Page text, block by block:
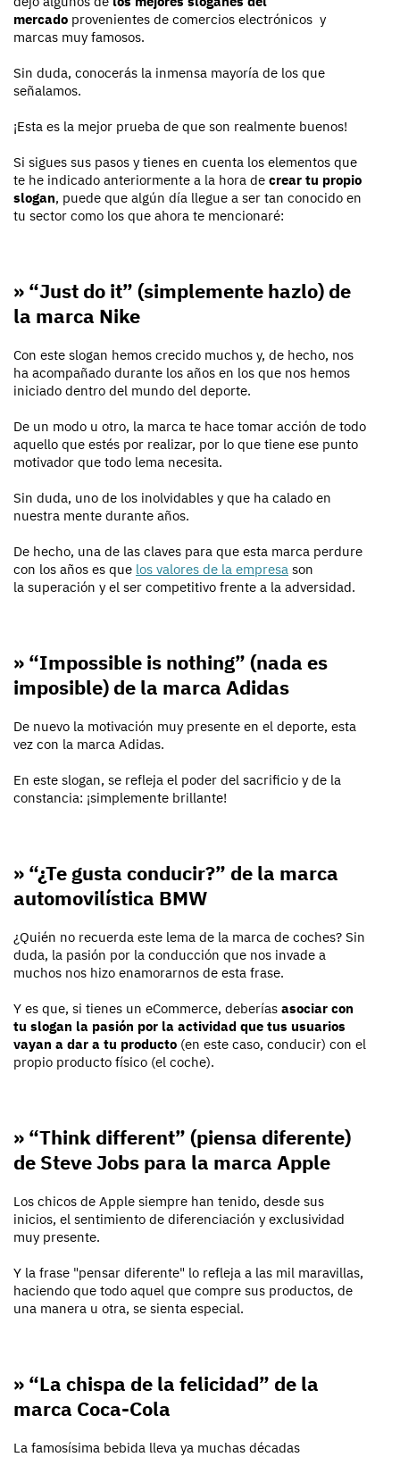
mercado provenientes de comercios electrónicos y
marcas muy famosos.
Sin duda, conocerás la inmensa mayoría de los que
señalamos.
¡Esta es la mejor prueba de que son realmente buenos!
Si sigues sus pasos y tienes en cuenta los elementos que
te he indicado anteriormente a la hora de crear tu propio
slogan, puede que algún día llegue a ser tan conocido en
tu sector como los que ahora te mencionaré:
» “Just do it” (simplemente hazlo) de
la marca Nike
Con este slogan hemos crecido muchos y, de hecho, nos
ha acompañado durante los años en los que nos hemos
iniciado dentro del mundo del deporte.
De un modo u otro, la marca te hace tomar acción de todo
aquello que estés por realizar, por lo que tiene ese punto
motivador que todo lema necesita.
Sin duda, uno de los inolvidables y que ha calado en
nuestra mente durante años.
De hecho, una de las claves para que esta marca perdure
con los años es que los valores de la empresa son
la superación y el ser competitivo frente a la adversidad.
» “Impossible is nothing” (nada es
imposible) de la marca Adidas
De nuevo la motivación muy presente en el deporte, esta
vez con la marca Adidas.
En este slogan, se refleja el poder del sacrificio y de la
constancia: ¡simplemente brillante!
» “¿Te gusta conducir?” de la marca
automovilística BMW
¿Quién no recuerda este lema de la marca de coches? Sin
duda, la pasión por la conducción que nos invade a
muchos nos hizo enamorarnos de esta frase.
Y es que, si tienes un eCommerce, deberías asociar con
tu slogan la pasión por la actividad que tus usuarios
vayan a dar a tu producto (en este caso, conducir) con el
propio producto físico (el coche).
» “Think different” (piensa diferente)
de Steve Jobs para la marca Apple
Los chicos de Apple siempre han tenido, desde sus
inicios, el sentimiento de diferenciación y exclusividad
muy presente.
Y la frase "pensar diferente" lo refleja a las mil maravillas,
haciendo que todo aquel que compre sus productos, de
una manera u otra, se sienta especial.
» “La chispa de la felicidad” de la
marca Coca-Cola
La famosísima bebida lleva ya muchas décadas